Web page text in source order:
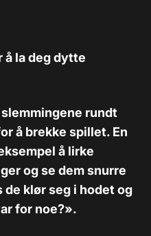
å la deg dytte
rundt
å brekke spillet. En
å lirke
og se dem snurre
de klør seg i hodet og
for noe?».